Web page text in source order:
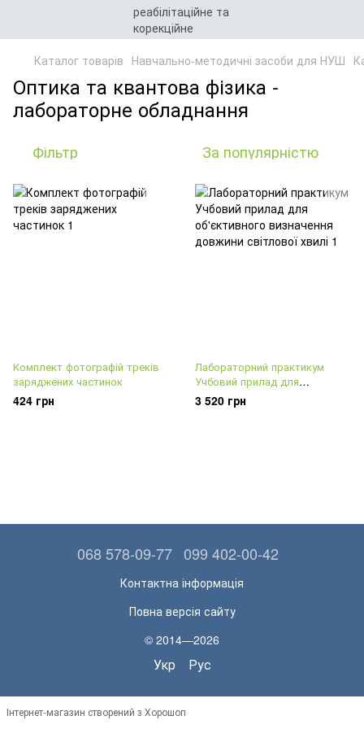
Каталог товарів Навчально-методичні засоби для НУШ
Оптика та квантова фізика -
лабораторне обладнання
Фільтр За популярністю
Комплект фотографій треків
заряджених частинок
424 грн
Лабораторний практикум
Учбовий прилад для
об'єктивного визначення
довжини світлової хвилі
3 520 грн
068 578-09-77 099 402-00-42
Контактна інформація
Повна версія сайту
© 2014—2026
Укр Рус
Інтернет-магазин створений з Хорошоп